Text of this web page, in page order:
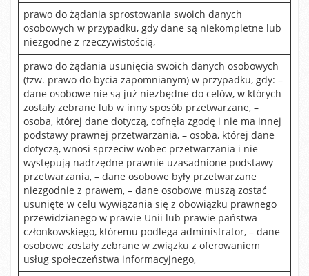
prawo do żądania sprostowania swoich danych
osobowych w przypadku, gdy dane są niekompletne lub
niezgodne z rzeczywistością,
prawo do żądania usunięcia swoich danych osobowych
(tzw. prawo do bycia zapomnianym) w przypadku, gdy: –
dane osobowe nie są już niezbędne do celów, w których
zostały zebrane lub w inny sposób przetwarzane, –
osoba, której dane dotyczą, cofnęła zgodę i nie ma innej
podstawy prawnej przetwarzania, – osoba, której dane
dotyczą, wnosi sprzeciw wobec przetwarzania i nie
występują nadrzędne prawnie uzasadnione podstawy
przetwarzania, – dane osobowe były przetwarzane
niezgodnie z prawem, – dane osobowe muszą zostać
usunięte w celu wywiązania się z obowiązku prawnego
przewidzianego w prawie Unii lub prawie państwa
członkowskiego, któremu podlega administrator, – dane
osobowe zostały zebrane w związku z oferowaniem
usług społeczeństwa informacyjnego,